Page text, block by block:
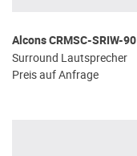
Alcons CRMSC-SRIW-90
Surround Lautsprecher
Preis auf Anfrage